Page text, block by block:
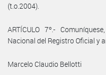
(t.o.2004).
ARTÍCULO 7º.-
Nacional del Registro Oficial y
Marcelo Claudio Bellotti